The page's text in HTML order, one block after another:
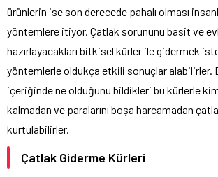
ürünlerin ise son derecede pahalı olması
yöntemlere itiyor. Çatlak sorununu basit ve
hazırlayacakları bitkisel kürler ile gidermek
yöntemlerle oldukça etkili sonuçlar alabilirler.
içeriğinde ne olduğunu bildikleri bu kürlerle
kalmadan ve paralarını boşa harcamadan
kurtulabilirler.
Çatlak Giderme Kürleri